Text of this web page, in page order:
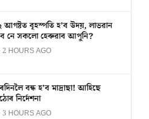
আগষ্টত বৃহস্পতি হ’ব উদয়, লাভৱান
নে সকলো হেৰুৱাব আপুনি?
2 HOURS AGO
বন্ধ হ’ব মাদ্ৰাছা! আহিছে
নিৰ্দেশনা
3 HOURS AGO